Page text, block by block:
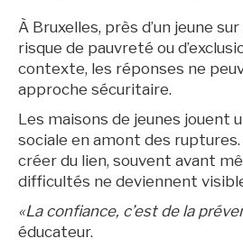
À Bruxelles, près d’un jeune
risque de pauvreté ou
contexte, les réponses ne
approche sécuritaire.
Les maisons de jeunes jouent
sociale en amont des
créer du lien, souvent avant
difficultés ne deviennent
«La confiance, c’est de la
éducateur.